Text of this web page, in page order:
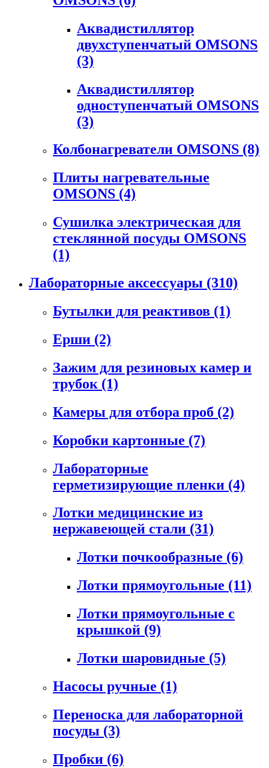
Аквадистиллятор
двухступенчатый OMSONS
(3)
Аквадистиллятор
одноступенчатый OMSONS
(3)
Колбонагреватели OMSONS (8)
Плиты нагревательные
OMSONS (4)
Сушилка электрическая для
стеклянной посуды OMSONS
(1)
Лабораторные аксессуары (310)
Бутылки для реактивов (1)
Ерши (2)
Зажим для резиновых камер и
трубок (1)
Камеры для отбора проб (2)
Коробки картонные (7)
Лабораторные
герметизирующие пленки (4)
Лотки медицинские из
нержавеющей стали (31)
Лотки почкообразные (6)
Лотки прямоугольные (11)
Лотки прямоугольные с
крышкой (9)
Лотки шаровидные (5)
Насосы ручные (1)
Переноска для лабораторной
посуды (3)
Пробки (6)